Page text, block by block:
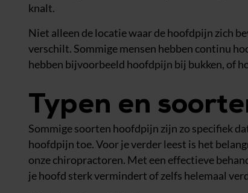
knalt.
Niet alleen de locatie waar de hoofdpijn zich
verschilt. Sommige mensen hebben continu
hebben bijvoorbeeld hoofdpijn bij bukken, of
Typen en
Sommige soorten hoofdpijn zijn zo specifiek
hoofdpijn toe. Voor je verder leest is het
onze chiropractoren. Met een effectieve
je hoofd sterk vermindert of zelfs helemaal